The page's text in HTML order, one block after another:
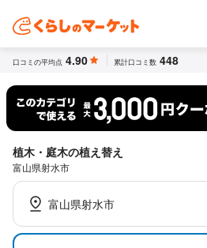
口コミの平均点 4.90 累計口コミ数 448
植木・庭木の植え替え
富山県射水市
富山県射水市